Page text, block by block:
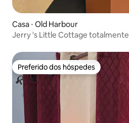
Casa ⋅ Old Harbour
Jerry 's Little Cottage
Preferido dos hóspedes
Preferido dos hóspedes